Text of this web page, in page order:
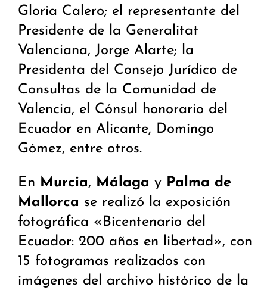
Gloria Calero; el representante del
Presidente de la Generalitat
Valenciana, Jorge Alarte; la
Presidenta del Consejo Jurídico de
Consultas de la Comunidad de
Valencia, el Cónsul honorario del
Ecuador en Alicante, Domingo
Gómez, entre otros.
En Murcia, Málaga y Palma de
Mallorca se realizó la exposición
fotográfica «Bicentenario del
Ecuador: 200 años en libertad», con
15 fotogramas realizados con
imágenes del archivo histórico de la